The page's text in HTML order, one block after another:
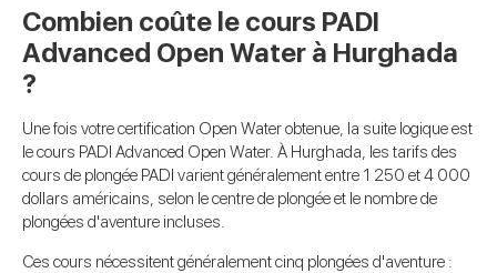
Combien coûte le cours PADI
Advanced Open Water à Hurghada
?
Une fois votre certification Open Water obtenue, la suite logique est
le cours PADI Advanced Open Water. À Hurghada, les tarifs des
cours de plongée PADI varient généralement entre 1 250 et 4 000
dollars américains, selon le centre de plongée et le nombre de
plongées d'aventure incluses.
Ces cours nécessitent généralement cinq plongées d'aventure :